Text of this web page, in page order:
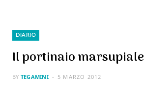
DIARIO
Il portinaio marsupiale
BY TEGAMINI 5 MARZO 2012